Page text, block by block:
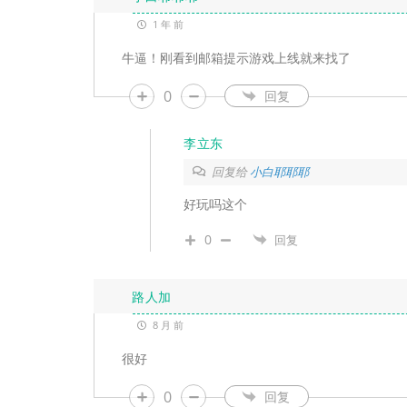
1 年 前
牛逼！刚看到邮箱提示游戏上线就来找了
0 回复
李立东
回复给小白耶耶耶
好玩吗这个
0 回复
路人加
8 月 前
很好
0 回复